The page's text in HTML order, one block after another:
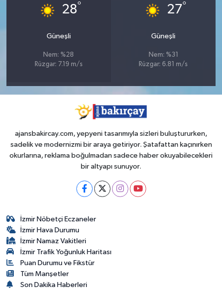
28°
Güneşli
Nem: %28
Rüzgar: 7.19 m/s
27°
Güneşli
Nem: %31
Rüzgar: 6.81 m/s
ajansbakircay.com, yepyeni tasarımıyla sizleri buluştururken,
sadelik ve modernizmi bir araya getiriyor. Şatafattan kaçınırken
okurlarına, reklama boğulmadan sadece haber okuyabilecekleri
bir altyapı sunuyor.
İzmir Nöbetçi Eczaneler
İzmir Hava Durumu
İzmir Namaz Vakitleri
İzmir Trafik Yoğunluk Haritası
Puan Durumu ve Fikstür
Tüm Manşetler
Son Dakika Haberleri